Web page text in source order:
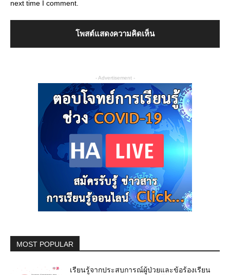
next time I comment.
- Advertisement -
MOST POPULAR
เรียนรู้จากประสบการณ์ผู้ป่วยและข้อร้องเรียน